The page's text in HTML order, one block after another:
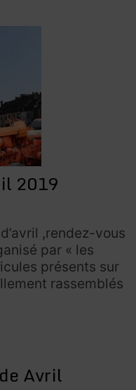
2019
,rendez-vous
par « les
présents sur
rassemblés
Avril